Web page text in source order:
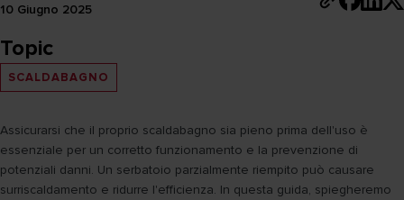
10 Giugno 2025
Topic
SCALDABAGNO
Assicurarsi che il proprio scaldabagno sia pieno prima dell'uso è
essenziale per un corretto funzionamento e la prevenzione di
potenziali danni. Un serbatoio parzialmente riempito può causare
surriscaldamento e ridurre l'efficienza. In questa guida, spiegheremo